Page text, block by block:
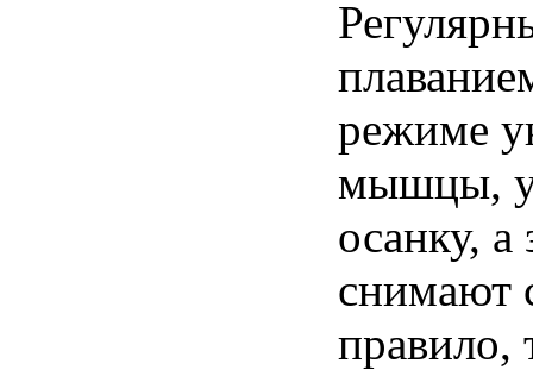
режиме
мышцы,
осанку, а
снимают
правило,